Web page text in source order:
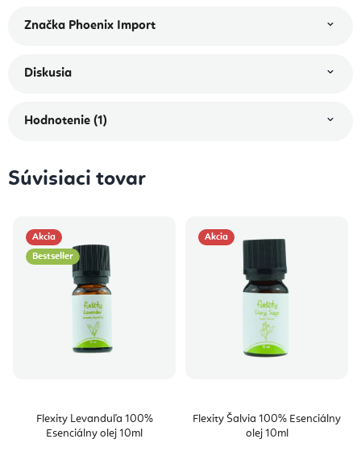
Značka Phoenix Import
Diskusia
Hodnotenie (1)
Súvisiaci tovar
Akcia
Bestseller
Flexity Levanduľa 100%
Esenciálny olej 10ml
Akcia
Flexity Šalvia 100% Esenciálny
olej 10ml